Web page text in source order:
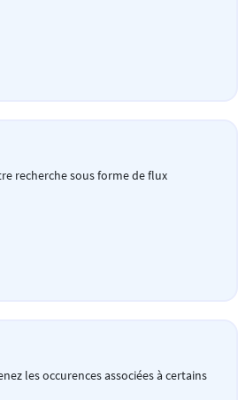
recherche sous forme de flux
les occurences associées à certains